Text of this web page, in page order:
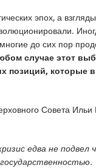
эпох, а
до сих пор
случае этот
позиций, которые
Совета Ильи
едва не подвел